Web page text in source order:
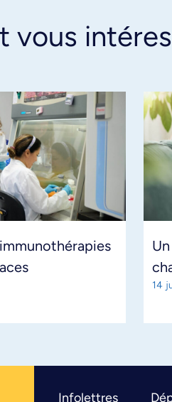
vous
14
Infolettres